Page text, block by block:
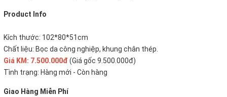
Product Info
Kích thước: 102*80*51cm
Chất liệu: Bọc da công nghiệp, khung chân thép.
Giá KM: 7.500.000đ (Giá gốc 9.500.000đ)
Tình trạng: Hàng mới - Còn hàng
Giao Hàng Miễn Phí